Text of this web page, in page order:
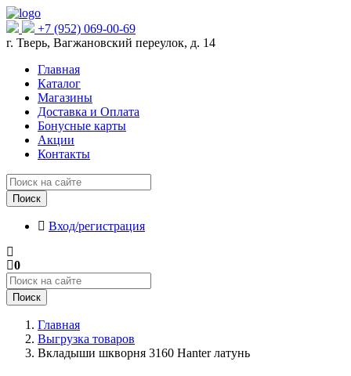
+7 (952) 069-00-69
г. Тверь, Вагжановский переулок, д. 14
Главная
Каталог
Магазины
Доставка и Оплата
Бонусные карты
Акции
Контакты
Поиск
Вход/регистрация
0
Поиск
Главная
Выгрузка товаров
Вкладыши шкворня 3160 Hanter латунь